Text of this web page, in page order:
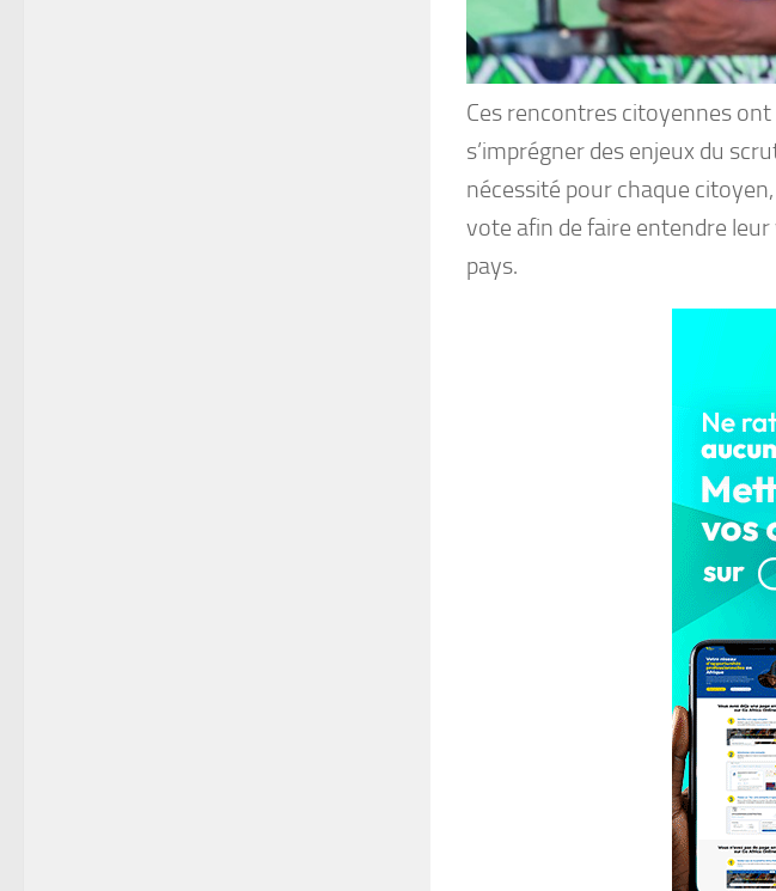
Ces rencontres citoyennes
s’imprégner des enjeux du
nécessité pour chaque
vote afin de faire entendre
pays.